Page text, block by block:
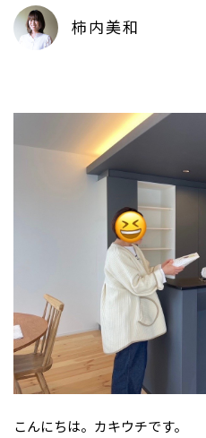
柿内美和
こんにちは。カキウチです。